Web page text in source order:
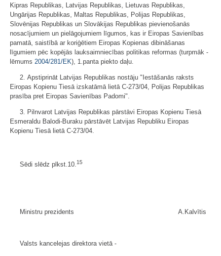
Kipras Republikas, Latvijas Republikas, Lietuvas Republikas,
Ungārijas Republikas, Maltas Republikas, Polijas Republikas,
Slovēnijas Republikas un Slovākijas Republikas pievienošanās
nosacījumiem un pielāgojumiem līgumos, kas ir Eiropas Savienības
pamatā, saistībā ar koriģētiem Eiropas Kopienas dibināšanas
līgumiem pēc kopējās lauksaimniecības politikas reformas (turpmāk -
lēmums 2004/281/EK), 1.panta piekto daļu.
2. Apstiprināt Latvijas Republikas nostāju "Iestāšanās raksts
Eiropas Kopienu Tiesā izskatāmā lietā C-273/04, Polijas Republikas
prasība pret Eiropas Savienības Padomi".
3. Pilnvarot Latvijas Republikas pārstāvi Eiropas Kopienu Tiesā
Esmeraldu Balodi-Buraku pārstāvēt Latvijas Republiku Eiropas
Kopienu Tiesā lietā C-273/04.
Sēdi slēdz plkst.10.15
Ministru prezidents A.Kalvītis
Valsts kancelejas direktora vietā -